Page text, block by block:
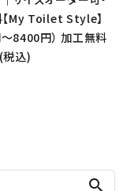
My Toilet Style】
～8400円） 加工無料
込)
search